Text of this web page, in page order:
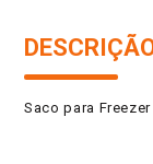
Saco para